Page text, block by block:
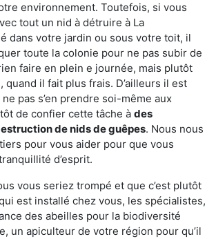
environnement. Toutefois, si vous
tout un nid à détruire à La
dans votre jardin ou sous votre toit, il
toute la colonie pour ne pas subir de
faire en plein e journée, mais plutôt
quand il fait plus frais. D’ailleurs il est
pas s’en prendre soi-même aux
de confier cette tâche à des
de nids de guêpes. Nous nous
pour vous aider pour que vous
d’esprit.
vous seriez trompé et que c’est plutôt
est installé chez vous, les spécialistes,
des abeilles pour la biodiversité
un apiculteur de votre région pour qu’il